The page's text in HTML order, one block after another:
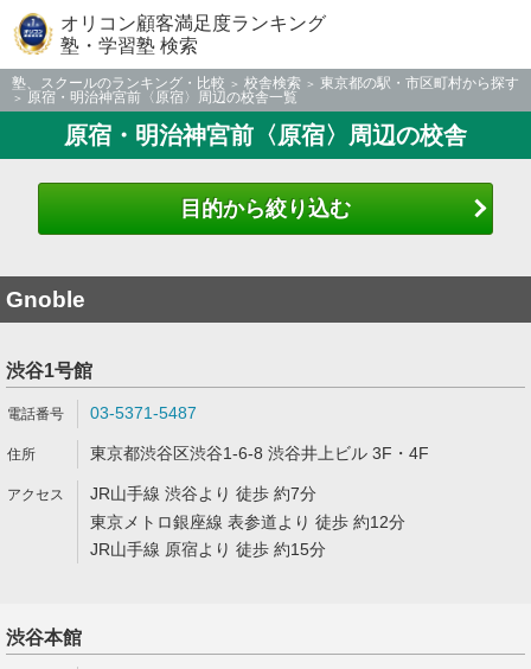
オリコン顧客満足度ランキング
塾・学習塾 検索
塾、スクールのランキング・比較 校舎検索
東京都の駅・市区町村から探す
原宿・明治神宮前〈原宿〉周辺の校舎一覧
原宿・明治神宮前〈原宿〉周辺の校舎
目的から絞り込む
Gnoble
渋谷1号館
03-5371-5487
東京都渋谷区渋谷1-6-8 渋谷井上ビル 3F・4F
JR山手線 渋谷より 徒歩 約7分
東京メトロ銀座線 表参道より 徒歩 約12分
JR山手線 原宿より 徒歩 約15分
渋谷本館